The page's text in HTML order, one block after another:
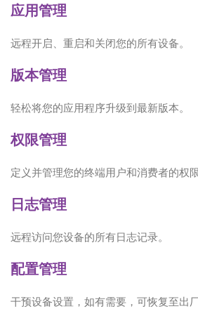
应用管理
远程开启、重启和关闭您的所有设备。
版本管理
轻松将您的应用程序升级到最新版本。
权限管理
定义并管理您的终端用户和消费者的权限
日志管理
远程访问您设备的所有日志记录。
配置管理
干预设备设置，如有需要，可恢复至出厂